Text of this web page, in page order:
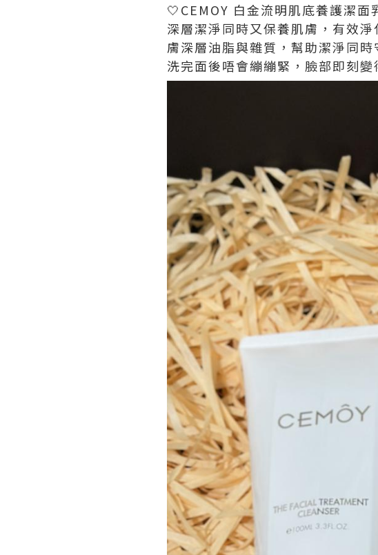
🤍CEMOY 白金流明肌底養護潔面
深層潔淨同時又保養肌膚，有效
膚深層油脂與雜質，幫助潔淨同
洗完面後唔會繃繃緊，臉部即刻